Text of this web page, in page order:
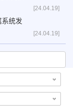
[24.04.19]
[24.04.19]
统发